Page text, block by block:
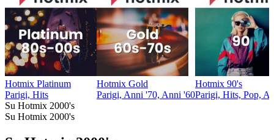
Hotmix Platinum
Parigi, Hits
Hotmix Gold
Parigi, Anni '70, Anni '60
Hotmix 90's
Parigi, Hits, Pop,
Su Hotmix 2000's
Su Hotmix 2000's